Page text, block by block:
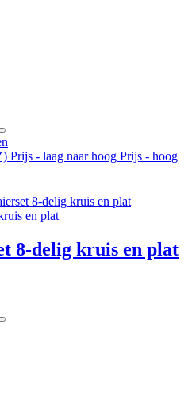
Prijs - laag naar hoog Prijs - hoog
8-delig kruis en plat